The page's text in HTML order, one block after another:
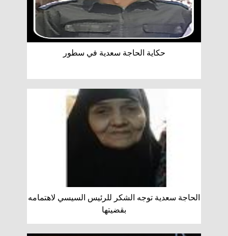
حكاية الحاجة سعدية في سطور
الحاجة سعدية توجه الشكر للرئيس السيسي لاهتمامه
بقضيتها